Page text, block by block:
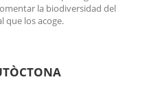
la biodiversidad del
que los acoge.